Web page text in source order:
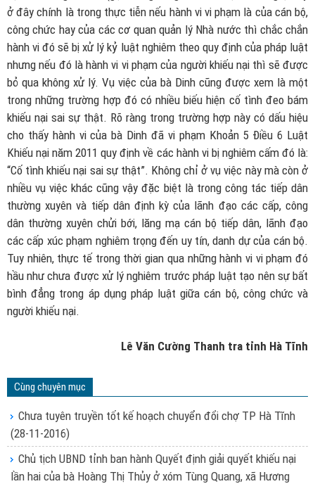
ở đây chính là trong thực tiễn nếu hành vi vi phạm là của cán bộ,
công chức hay của các cơ quan quản lý Nhà nước thì chắc chắn
hành vi đó sẽ bị xử lý kỷ luật nghiêm theo quy định của pháp luật
nhưng nếu đó là hành vi vi phạm của người khiếu nại thì sẽ được
bỏ qua không xử lý. Vụ việc của bà Dinh cũng được xem là một
trong những trường hợp đó có nhiều biếu hiện cố tình đeo bám
khiếu nại sai sự thật. Rõ ràng trong trường hợp này có dấu hiệu
cho thấy hành vi của bà Dinh đã vi phạm Khoản 5 Điều 6 Luật
Khiếu nại năm 2011 quy định về các hành vi bị nghiêm cấm đó là:
“Cố tình khiếu nại sai sự thật”. Không chỉ ở vụ việc này mà còn ở
nhiều vụ việc khác cũng vậy đặc biệt là trong công tác tiếp dân
thường xuyên và tiếp dân định kỳ của lãnh đạo các cấp, công
dân thường xuyên chửi bới, lăng mạ cán bộ tiếp dân, lãnh đạo
các cấp xúc phạm nghiêm trọng đến uy tín, danh dự của cán bộ.
Tuy nhiên, thực tế trong thời gian qua những hành vi vi phạm đó
hầu như chưa được xử lý nghiêm trước pháp luật tạo nên sự bất
bình đẳng trong áp dụng pháp luật giữa cán bộ, công chức và
người khiếu nại.
Lê Văn Cường Thanh tra tỉnh Hà Tĩnh
Cùng chuyên mục
Chưa tuyên truyền tốt kế hoạch chuyển đổi chợ TP Hà Tĩnh
(28-11-2016)
Chủ tịch UBND tỉnh ban hành Quyết định giải quyết khiếu nại
lần hai của bà Hoàng Thị Thủy ở xóm Tùng Quang, xã Hương